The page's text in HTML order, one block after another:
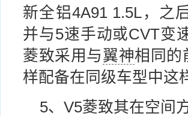
新全铝4A91 1.5L，之
并与5速手动或CVT变
菱致采用与翼神相同的
样配备在同级车型中这
5、V5菱致其在空间